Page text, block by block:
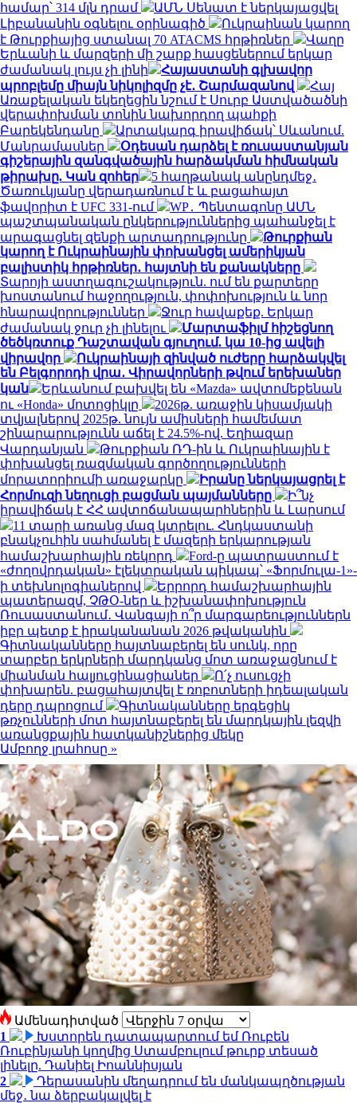
համար՝ 314 մլն դրամ
ԱՄՆ Սենատ է ներկայացվել
Լիբանանին օգնելու օրինագիծ
Ուկրաինան կարող
է Թուրքիայից ստանալ 70 ATACMS հրթիռներ
Վաղը
Երևանի և մարզերի մի շարք հասցեներում երկար
ժամանակ լույս չի լինի
Հայաստանի գլխավոր
պրոբլեմը միայն նիկոլիզմը չէ․ Շարմազանով
Հայ
Առաքելական եկեղեցին նշում է Սուրբ Աստվածածնի
վերափոխման տոնին նախորդող պահքի
Բարեկենդանը
Արտակարգ իրավիճակ՝ Սևանում.
Մանրամասներ
Օդեսան դարձել է ռուսաստանյան
գիշերային զանգվածային հարձակման հիմնական
թիրախը. Կան զոհեր
5 հաղթանակ անընդմեջ․
Ծառուկյանը վերադառնում է և բացահայտ
ֆավորիտ է UFC 331-ում
WP․ Պենտագոնը ԱՄՆ
պաշտպանական ընկերություններից պահանջել է
արագացնել զենքի արտադրությունը
Թուրքիան
կարող է Ուկրաինային փոխանցել ամերիկյան
բալիստիկ հրթիռներ․ հայտնի են քանակները
Տարոյի աստղագուշակություն. ում են քարտերը
խոստանում հաջողություն, փոփոխություն և նոր
հնարավորություններ
Ջուր հավաքեք. Երկար
ժամանակ ջուր չի լինելու
Մարտաֆիլմ հիշեցնող
ծեծկռտուք Դաշտավան գյուղում. կա 10-ից ավելի
վիրավոր
Ուկրաինայի զինված ուժերը հարձակվել
են Բելգորոդի վրա․ Վիրավորների թվում երեխաներ
կան
Երևանում բախվել են «Mazda» ավտոմեքենան
ու «Honda» մոտոցիկլը
2026թ. առաջին կիսամյակի
տվյալներով 2025թ. նույն ամիսների համեմատ
շինարարությունն աճել է 24.5%-ով. Եղիազար
Վարդանյան
Թուրքիան ՌԴ-ին և Ուկրաինային է
փոխանցել ռազմական գործողությունների
մորատորիումի առաջարկը
Իրանը ներկայացրել է
Հորմուզի նեղուցի բացման պայմանները
Ի՞նչ
իրավիճակ է ՀՀ ավտոճանապարհներին և Լարսում
11 տարի առանց մազ կտրելու. Հնդկաստանի
բնակչուհին սահմանել է մազերի երկարության
համաշխարհային ռեկորդ
Ford-ը պատրաստում է
«ժողովրդական» էլեկտրական պիկապ՝ «Ֆորմուլա-1»-
ի տեխնոլոգիաներով
Երրորդ համաշխարհային
պատերազմ, ՉԹՕ-ներ և իշխանափոխություն
Ռուսաստանում․ Վանգայի ո՞ր մարգարեություններն
իբր պետք է իրականանան 2026 թվականին
Գիտնականները հայտնաբերել են սունկ, որը
տարբեր երկրների մարդկանց մոտ առաջացնում է
միանման հալյուցինացիաներ
Ո՛չ ուսուցչի
փոխարեն. բացահայտվել է ռոբոտների իդեալական
դերը դպրոցում
Գիտնականները երգեցիկ
թռչունների մոտ հայտնաբերել են մարդկային լեզվի
առանցքային հատկանիշներից մեկը
Ամբողջ լրահոսը »
Ամենադիտված
1
Խստորեն դատապարտում եմ Ռուբեն
Ռուբինյանի կողմից Ստամբուլում թուրք տեսած
լինելը. Դանիել Իոաննիսյան
2
Դերասանին մեղադրում են մանկապղծության
մեջ․ նա ձերբակալվել է